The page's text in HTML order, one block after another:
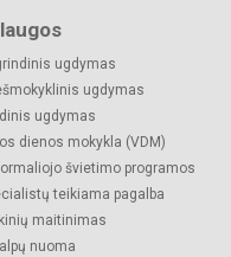
ugdymas
ugdymas
ugdymas
dienos mokykla (VDM)
švietimo programos
teikiama pagalba
maitinimas
nuoma